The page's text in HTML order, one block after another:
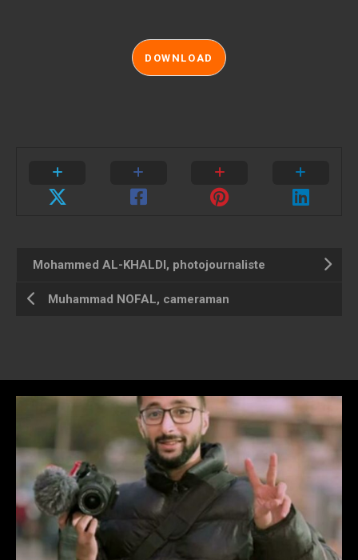
DOWNLOAD
Mohammed AL-KHALDI, photojournaliste
Muhammad NOFAL, cameraman